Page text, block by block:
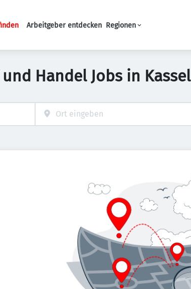
Haupt-Navigation
Arbeitgeber entdecken Regionen
Handel Jobs in Kassel